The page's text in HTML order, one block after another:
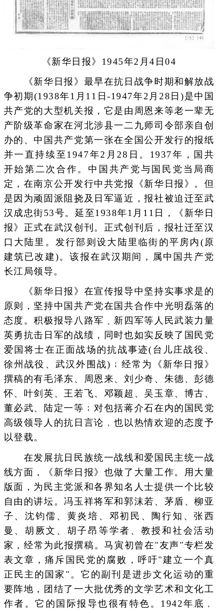
《新华日报》1945年2月4日04
《新华日报》最早在抗日战争时期和解放战
争初期(1938年1月11日-1947年2月28日)是中国
共产党的大型机关报，它是由周恩来等老一辈无
产阶级革命家在河北涉县一二九师司令部亲自创
办的、中国共产党第一张在全国公开发行的报纸
并一直持续至1947年2月28日。1937年，国共
开始第二次合作。中国共产党与国民党当局商
定，在南京公开发行中共党报《新华日报》。但
是因为顽固派阻挠及日军逼近，报社被迫迁至武
汉成忠街53号。延至1938年1月11日，《新华日
报》正式在武汉创刊。正式创刊后，报社迁至汉
口大陆里。发行部则设大陆里临街的平房内(原
建筑已改建)。该报在武汉期间，属中国共产党
长江局领导。
《新华日报》在宣传报导中坚持实事求是的
原则，坚持中国共产党在国共合作中光明磊落的
态度。积极报导八路军﹑新四军等人民武装力量
英勇抗击日军的战绩，同时也如实反映了国民党
爱国将士在正面战场的抗战事迹(台儿庄战役、
徐州战役、武汉外围战)﹔经常为《新华日报》
撰稿的有毛泽东、周恩来、刘少奇、朱德、彭德
怀、叶剑英、王若飞、邓颖超、吴玉章、博古、
董必武、陆定一等﹔对包括蒋介石在内的国民党
高级领导人的抗日言论﹐也以热情欢迎的态度予
以登载。
在发展抗日民族统一战线和爱国民主统一战
线方面，《新华日报》也做了大量工作。用大量
版面，为民主党派和各界知名人士提供一个比较
自由的讲坛。冯玉祥将军和郭沫若、茅盾、柳亚
子、沈钧儒、黄炎培、邓初民、陶行知、张西
曼、胡厥文、胡子昂等学者、教授和社会活动
家，经常为此报撰稿。马寅初曾在"友声"专栏发
表文章，痛斥国民党的腐败，呼吁"建立一个真
正民主的国家"。它的副刊是进步文化运动的重
要阵地，团结了一大批优秀的文学艺术和文化工
作者。它的国际报导也很有特色。1942年底﹐